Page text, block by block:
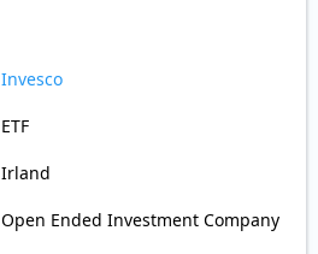
Invesco
ETF
Irland
Open Ended Investment Company